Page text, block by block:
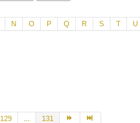
N O P Q R S T U
129 ... 131